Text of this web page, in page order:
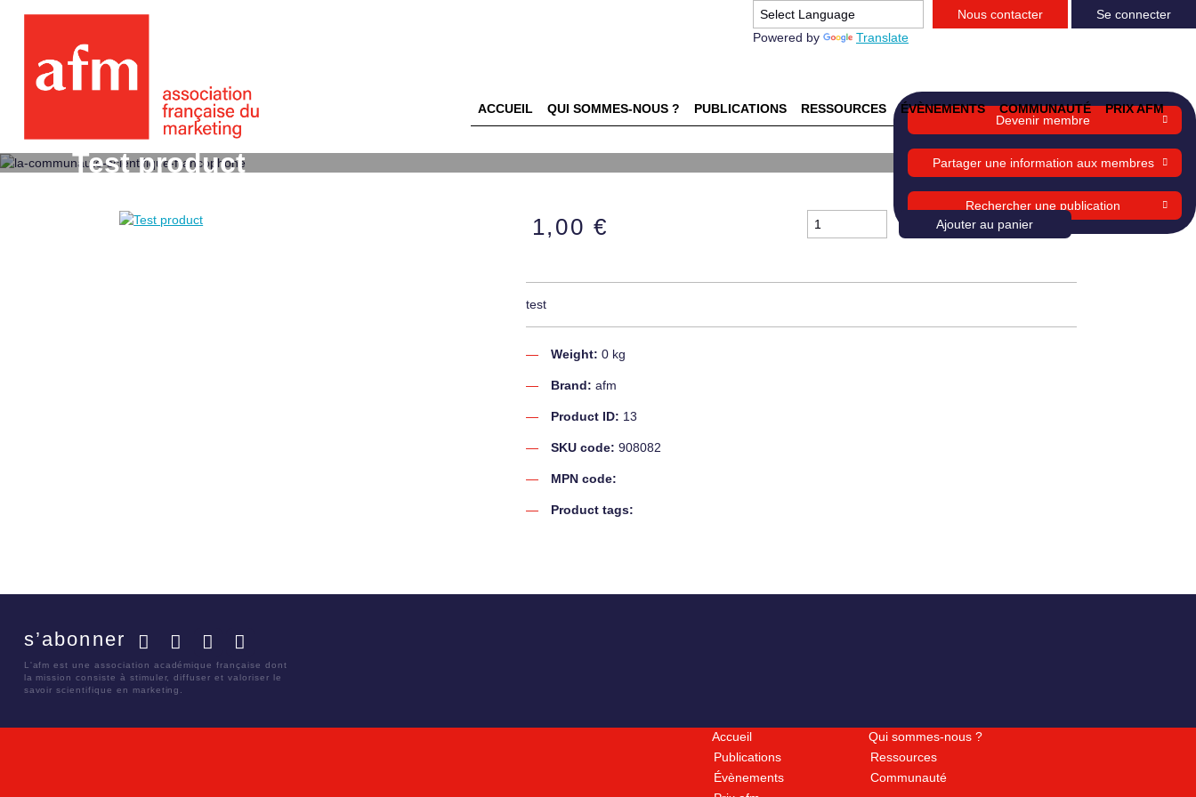
Powered by Translate
Nous contacter Se connecter
ACCUEIL QUI SOMMES-NOUS ? PUBLICATIONS RESSOURCES ÉVÈNEMENTS COMMUNAUTÉ PRIX AFM
Test product
Devenir membre
Partager une information aux membres
Rechercher une publication
1,00 € Ajouter au panier
test
Weight: 0 kg
Brand: afm
Product ID: 13
SKU code: 908082
MPN code:
Product tags:
s’abonner
L'afm est une association académique française dont
la mission consiste à stimuler, diffuser et valoriser le
savoir scientifique en marketing.
Accueil
Qui sommes-nous ?
Publications
Ressources
Évènements
Communauté